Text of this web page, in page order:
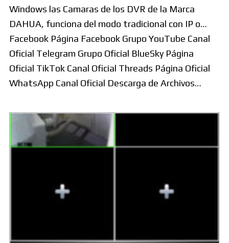
Windows las Camaras de los DVR de la Marca
DAHUA, funciona del modo tradicional con IP o…
Facebook Página Facebook Grupo YouTube Canal
Oficial Telegram Grupo Oficial BlueSky Página
Oficial TikTok Canal Oficial Threads Página Oficial
WhatsApp Canal Oficial Descarga de Archivos…